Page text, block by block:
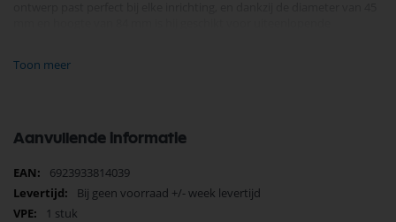
Kies vandaag nog voor de
Toon meer
Aanvullende informatie
Meer
informatie
6923933814039
Bij geen voorraad +/- week levertijd
1 stuk